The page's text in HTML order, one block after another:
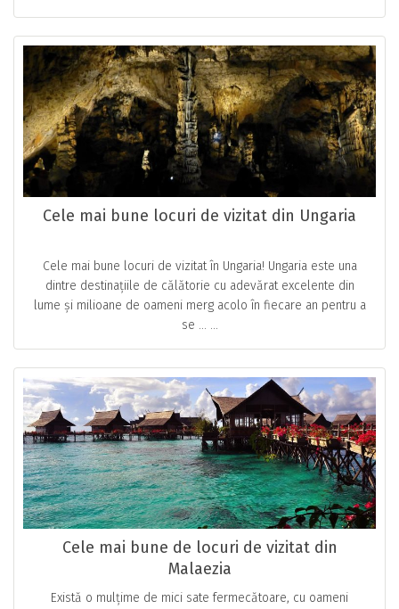
Cele mai bune locuri de vizitat din Ungaria
Cele mai bune locuri de vizitat în Ungaria! Ungaria este una
dintre destinațiile de călătorie cu adevărat excelente din
lume și milioane de oameni merg acolo în fiecare an pentru a
se … ...
Cele mai bune de locuri de vizitat din
Malaezia
Există o mulțime de mici sate fermecătoare, cu oameni